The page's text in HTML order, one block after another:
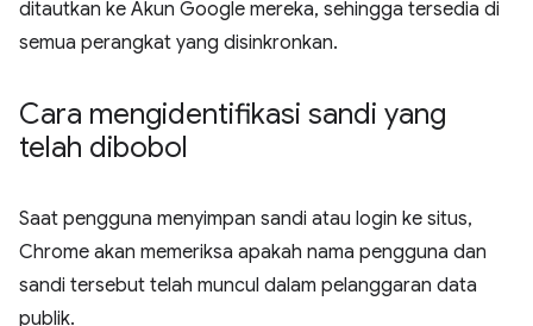
ditautkan ke Akun Google mereka, sehingga tersedia di
semua perangkat yang disinkronkan.
Cara mengidentifikasi sandi yang
telah dibobol
Saat pengguna menyimpan sandi atau login ke situs,
Chrome akan memeriksa apakah nama pengguna dan
sandi tersebut telah muncul dalam pelanggaran data
publik.